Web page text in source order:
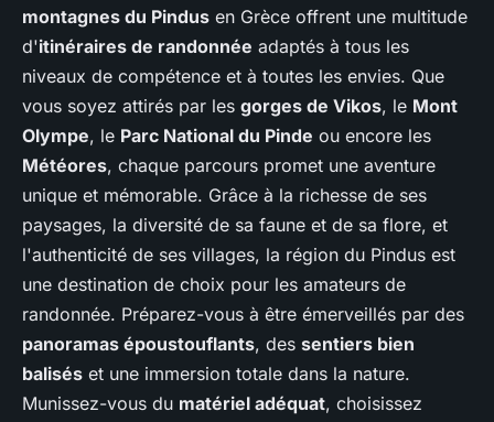
montagnes du Pindus en Grèce offrent une multitude
d'itinéraires de randonnée adaptés à tous les
niveaux de compétence et à toutes les envies. Que
vous soyez attirés par les gorges de Vikos, le Mont
Olympe, le Parc National du Pinde ou encore les
Météores, chaque parcours promet une aventure
unique et mémorable. Grâce à la richesse de ses
paysages, la diversité de sa faune et de sa flore, et
l'authenticité de ses villages, la région du Pindus est
une destination de choix pour les amateurs de
randonnée. Préparez-vous à être émerveillés par des
panoramas époustouflants, des sentiers bien
balisés et une immersion totale dans la nature.
Munissez-vous du matériel adéquat, choisissez